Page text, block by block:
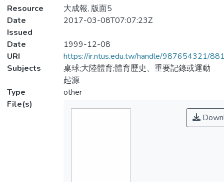
Resource
大成報, 版面5
Date
Issued
2017-03-08T07:07:23Z
Date
1999-12-08
URI
https://ir.ntus.edu.tw/handle/987654321/
Subjects
桌球;大陸體育;體育歷史、重要記錄或運動
起源
Type
other
File(s)